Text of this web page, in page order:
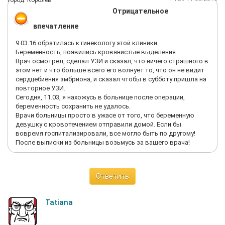
Отрицательное
впечатление
9.03.16 обратилась к гинекологу этой клиники.
Беременность, появились кровянистые выделения.
Врач осмотрел, сделал УЗИ и сказал, что ничего страшного в
этом нет и что больше всего его волнует то, что он не видит
сердцебиения эмбриона, и сказал чтобы в субботу пришла на
повторное УЗИ.
Сегодня, 11.03, я нахожусь в больнице после операции,
беременность сохранить не удалось.
Врачи больницы просто в ужасе от того, что беременную
девушку с кровотечением отправили домой. Если бы
вовремя госпитализировали, все могло быть по другому!
После выписки из больницы возьмусь за вашего врача!
Ответить
Tatiana